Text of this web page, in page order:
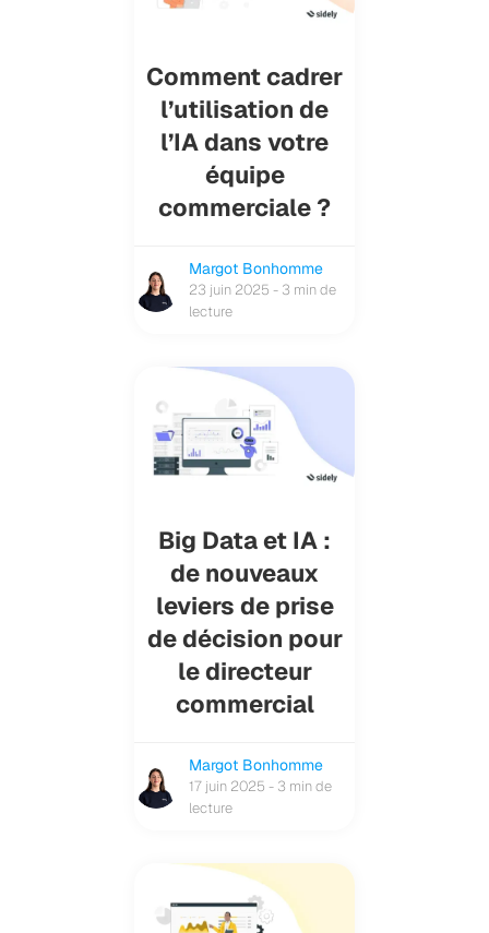
Comment cadrer
l’utilisation de
l’IA dans votre
équipe
commerciale ?
Margot Bonhomme
23 juin 2025 - 3 min de
lecture
Big Data et IA :
de nouveaux
leviers de prise
de décision pour
le directeur
commercial
Margot Bonhomme
17 juin 2025 - 3 min de
lecture